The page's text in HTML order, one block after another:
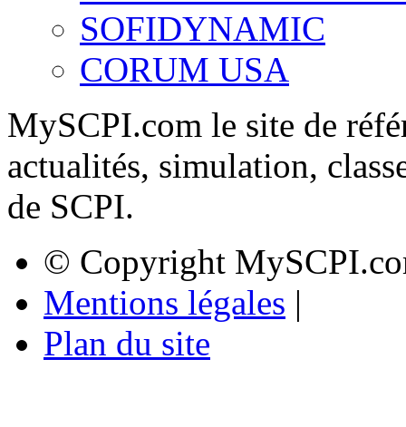
SOFIDYNAMIC
CORUM USA
MySCPI.com le site de
actualités, simulation,
de SCPI.
© Copyright
Mentions légales |
Plan du site